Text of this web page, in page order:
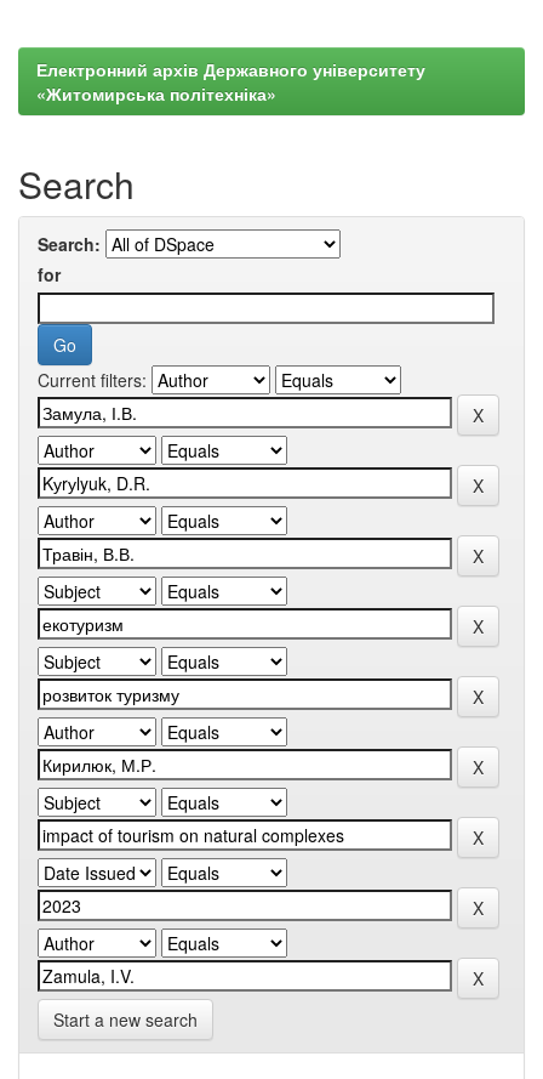
Електронний архів Державного університету
«Житомирська політехніка»
Search
Search:
for
Current filters:
Start a new search